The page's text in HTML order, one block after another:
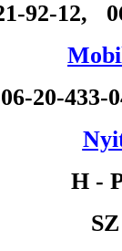
92-12,
06-20-
H -